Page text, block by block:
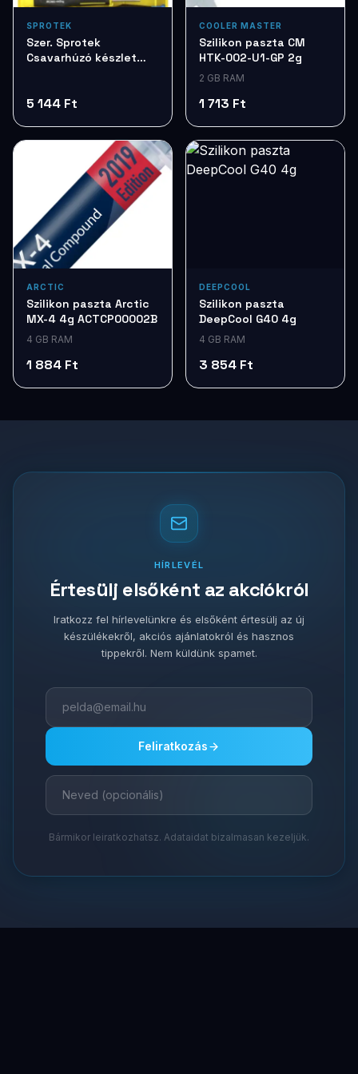
SPROTEK
Szer. Sprotek
Csavarhúzó készlet
5 144 Ft
COOLER MASTER
Szilikon paszta CM
HTK-002-U1-GP 2g
2 GB RAM
1 713 Ft
ARCTIC
Szilikon paszta Arctic
MX-4 4g ACTCP00002B
4 GB RAM
1 884 Ft
DEEPCOOL
Szilikon paszta
DeepCool G40 4g
4 GB RAM
3 854 Ft
HÍRLEVÉL
Értesülj elsőként az akciókról
Iratkozz fel hírlevelünkre és elsőként értesülj az új
készülékekről, akciós ajánlatokról és hasznos
tippekről. Nem küldünk spamet.
Feliratkozás
Bármikor leiratkozhatsz. Adataidat bizalmasan kezeljük.